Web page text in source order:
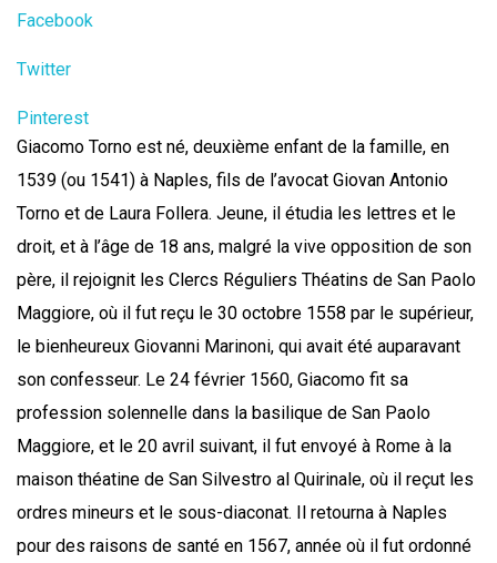
Facebook
Twitter
Pinterest
Giacomo Torno est né, deuxième enfant de la famille, en
1539 (ou 1541) à Naples, fils de l’avocat Giovan Antonio
Torno et de Laura Follera. Jeune, il étudia les lettres et le
droit, et à l’âge de 18 ans, malgré la vive opposition de son
père, il rejoignit les Clercs Réguliers Théatins de San Paolo
Maggiore, où il fut reçu le 30 octobre 1558 par le supérieur,
le bienheureux Giovanni Marinoni, qui avait été auparavant
son confesseur. Le 24 février 1560, Giacomo fit sa
profession solennelle dans la basilique de San Paolo
Maggiore, et le 20 avril suivant, il fut envoyé à Rome à la
maison théatine de San Silvestro al Quirinale, où il reçut les
ordres mineurs et le sous-diaconat. Il retourna à Naples
pour des raisons de santé en 1567, année où il fut ordonné